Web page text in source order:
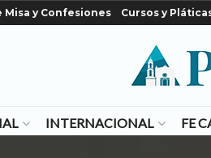
Misa y Confesiones Cursos y
INTERNACIONAL FE